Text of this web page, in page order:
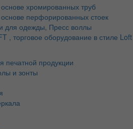
хромированных труб
перфорированных стоек
для одежды, Пресс воллы
, торговое оборудование в стиле Loft
печатной продукции
и зонты